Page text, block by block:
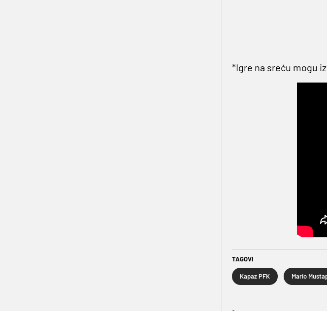
*Igre na sreću mogu
TAGOVI
Kapaz PFK Mario